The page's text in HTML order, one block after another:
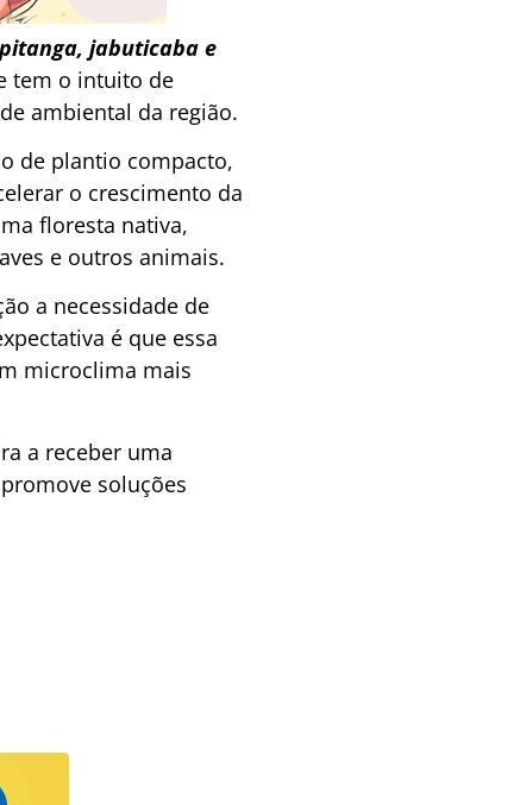
jabuticaba e
tem o intuito de
ambiental da região.
de plantio compacto,
o crescimento da
floresta nativa,
e outros animais.
a necessidade de
é que essa
microclima mais
a receber uma
soluções